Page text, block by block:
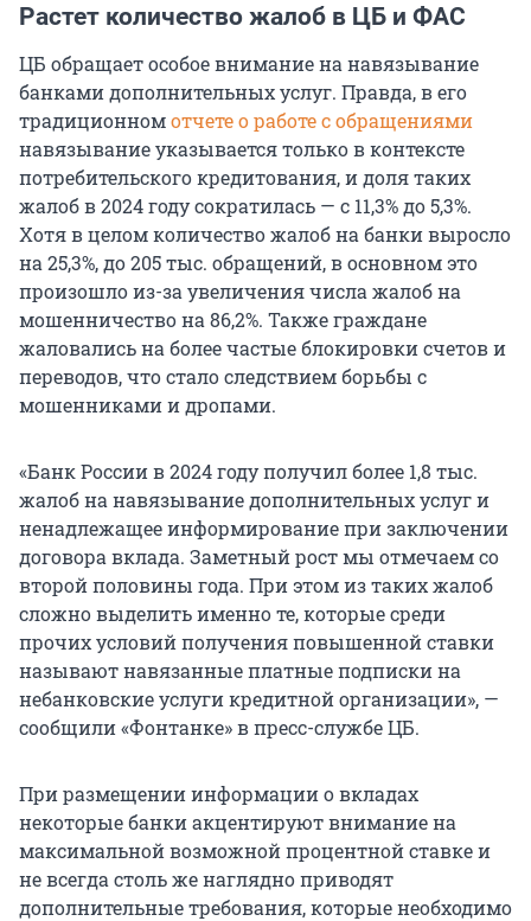
Растет количество жалоб в ЦБ и ФАС
ЦБ обращает особое внимание на навязывание
банками дополнительных услуг. Правда, в его
традиционномотчете о работе с обращениями
навязывание указывается только в контексте
потребительского кредитования, и доля таких
жалоб в 2024 году сократилась — с 11,3% до 5,3%.
Хотя в целом количество жалоб на банки выросло
на 25,3%, до 205 тыс. обращений, в основном это
произошло из-за увеличения числа жалоб на
мошенничество на 86,2%. Также граждане
жаловались на более частые блокировки счетов и
переводов, что стало следствием борьбы с
мошенниками и дропами.
«Банк России в 2024 году получил более 1,8 тыс.
жалоб на навязывание дополнительных услуг и
ненадлежащее информирование при заключении
договора вклада. Заметный рост мы отмечаем со
второй половины года. При этом из таких жалоб
сложно выделить именно те, которые среди
прочих условий получения повышенной ставки
называют навязанные платные подписки на
небанковские услуги кредитной организации», —
сообщили «Фонтанке» в пресс-службе ЦБ.
При размещении информации о вкладах
некоторые банки акцентируют внимание на
максимальной возможной процентной ставке и
не всегда столь же наглядно приводят
дополнительные требования, которые необходимо